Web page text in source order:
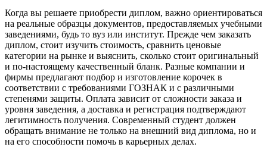
Когда вы решаете приобрести диплом, важно ориентироваться
на реальные образцы документов, предоставляемых учебными
заведениями, будь то вуз или институт. Прежде чем заказать
диплом, стоит изучить стоимость, сравнить ценовые
категории на рынке и выяснить, сколько стоит оригинальный
и по-настоящему качественный бланк. Разные компании и
фирмы предлагают подбор и изготовление корочек в
соответствии с требованиями ГОЗНАК и с различными
степенями защиты. Оплата зависит от сложности заказа и
уровня заведения, а доставка и регистрация подтверждают
легитимность получения. Современный студент должен
обращать внимание не только на внешний вид диплома, но и
на его способности помочь в карьерных делах.